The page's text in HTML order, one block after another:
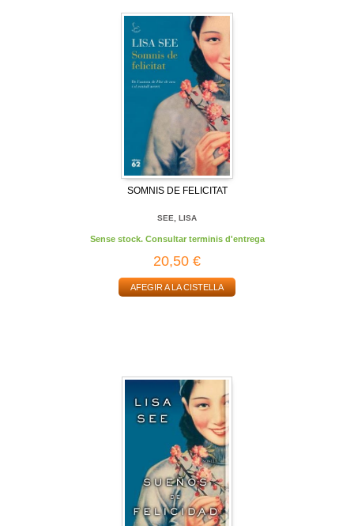
SOMNIS DE FELICITAT
SEE, LISA
Sense stock. Consultar terminis d'entrega
20,50 €
AFEGIR A LA CISTELLA